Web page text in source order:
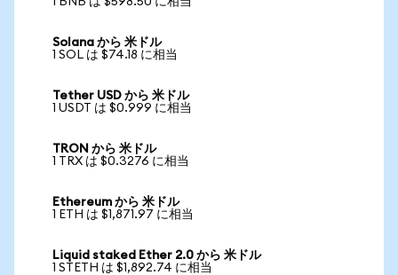
Solana から 米ドル
1 SOL は $74.18 に相当
Tether USD から 米ドル
1 USDT は $0.999 に相当
TRON から 米ドル
1 TRX は $0.3276 に相当
Ethereum から 米ドル
1 ETH は $1,871.97 に相当
Liquid staked Ether 2.0 から 米ドル
1 STETH は $1,892.74 に相当